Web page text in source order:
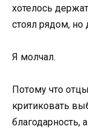
хотелось
стоял рядом,
Я молчал.
Потому что
критиковать
благодарность,